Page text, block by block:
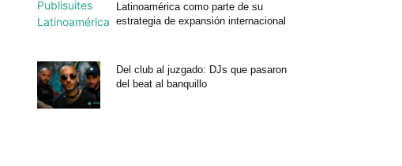
Latinoamérica como parte de su
estrategia de expansión internacional
Del club al juzgado: DJs que pasaron
del beat al banquillo